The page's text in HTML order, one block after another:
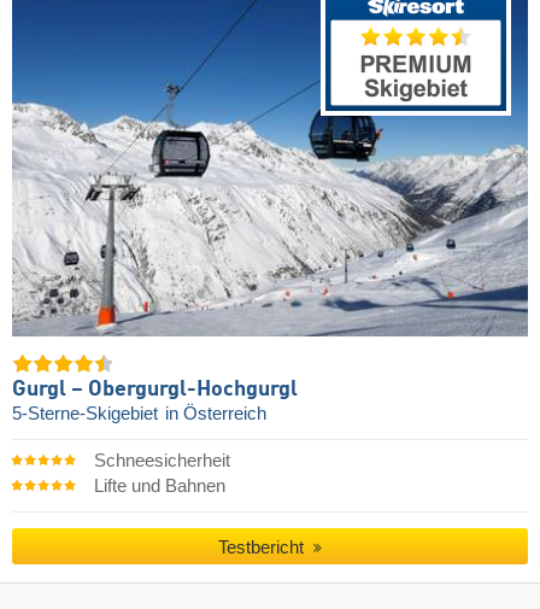
Gurgl – Obergurgl-Hochgurgl
5-Sterne-Skigebiet in Österreich
Schneesicherheit
Lifte und Bahnen
Testbericht